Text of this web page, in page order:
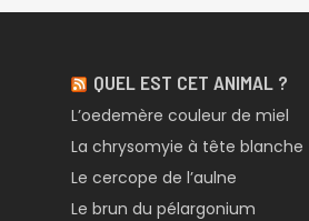
QUEL EST CET ANIMAL ?
L’oedemère couleur de miel
La chrysomyie à tête blanche
Le cercope de l’aulne
Le brun du pélargonium